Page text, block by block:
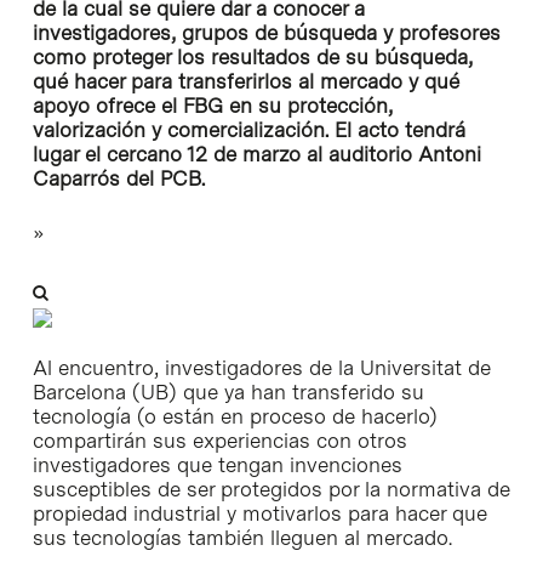
de la cual se quiere dar a conocer a
investigadores, grupos de búsqueda y profesores
como proteger los resultados de su búsqueda,
qué hacer para transferirlos al mercado y qué
apoyo ofrece el FBG en su protección,
valorización y comercialización. El acto tendrá
lugar el cercano 12 de marzo al auditorio Antoni
Caparrós del PCB.
»
Al encuentro, investigadores de la Universitat de
Barcelona (UB) que ya han transferido su
tecnología (o están en proceso de hacerlo)
compartirán sus experiencias con otros
investigadores que tengan invenciones
susceptibles de ser protegidos por la normativa de
propiedad industrial y motivarlos para hacer que
sus tecnologías también lleguen al mercado.